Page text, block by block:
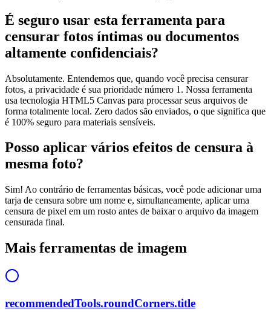
É seguro usar esta ferramenta para
censurar fotos íntimas ou documentos
altamente confidenciais?
Absolutamente. Entendemos que, quando você precisa censurar
fotos, a privacidade é sua prioridade número 1. Nossa ferramenta
usa tecnologia HTML5 Canvas para processar seus arquivos de
forma totalmente local. Zero dados são enviados, o que significa que
é 100% seguro para materiais sensíveis.
Posso aplicar vários efeitos de censura à
mesma foto?
Sim! Ao contrário de ferramentas básicas, você pode adicionar uma
tarja de censura sobre um nome e, simultaneamente, aplicar uma
censura de pixel em um rosto antes de baixar o arquivo da imagem
censurada final.
Mais ferramentas de imagem
recommendedTools.roundCorners.title